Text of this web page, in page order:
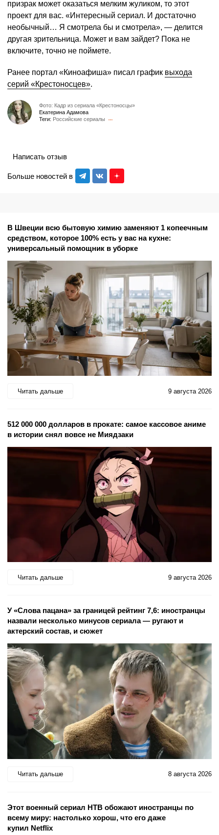
призрак может оказаться мелким жуликом, то этот
проект для вас. «Интересный сериал. И достаточно
необычный… Я смотрела бы и смотрела», — делится
другая зрительница. Может и вам зайдет? Пока не
включите, точно не поймете.
Ранее портал «Киноафиша» писал график выхода
серий «Крестоносцев».
Фото: Кадр из сериала «Крестоносцы»
Екатерина Адамова
Теги: Российские сериалы
Больше новостей в
Написать отзыв
В Швеции всю бытовую химию заменяют 1 копеечным
средством, которое 100% есть у вас на кухне:
универсальный помощник в уборке
Читать дальше 9 августа 2026
512 000 000 долларов в прокате: самое кассовое аниме
в истории снял вовсе не Миядзаки
Читать дальше 9 августа 2026
У «Слова пацана» за границей рейтинг 7,6: иностранцы
назвали несколько минусов сериала — ругают и
актерский состав, и сюжет
Читать дальше 8 августа 2026
Этот военный сериал НТВ обожают иностранцы по
всему миру: настолько хорош, что его даже
купил Netflix